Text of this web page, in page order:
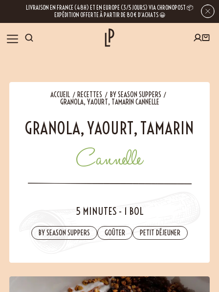
LIVRAISON EN FRANCE (48H) ET EN EUROPE (3/5 JOURS) VIA CHRONOPOST 📦
EXPÉDITION OFFERTE À PARTIR DE 80€ D’ACHATS 😀
NOS ÉPICES
BLOG
NOUS RENDRE VISITE
Contact
ACCUEIL RECETTES BY SEASON SUPPERS
GRANOLA, YAOURT, TAMARIN CANNELLE
GRANOLA, YAOURT, TAMARIN
Cannelle
5 MINUTES - 1 BOL
BY SEASON SUPPERS GOÛTER PETIT DÉJEUNER
En laissant votre e-mail, vous obtenez l’accès à nos newsletters riches en
conseils, inspirations et informations sur nos dernières nouveautés. Bien sûr, se